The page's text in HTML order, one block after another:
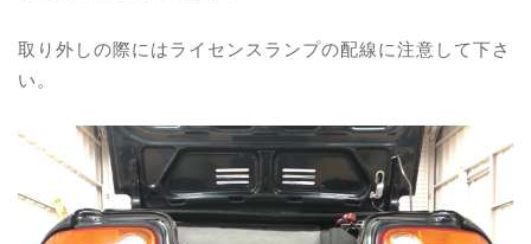
取り外しの際にはライセンスランプの配線に注意して下さ
い。